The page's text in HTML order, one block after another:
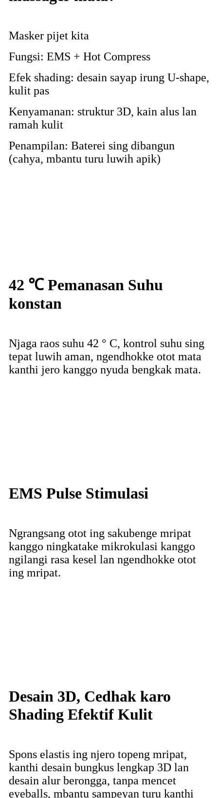
Masker pijet kita
Fungsi: EMS + Hot Compress
Efek shading: desain sayap irung U-shape,
kulit pas
Kenyamanan: struktur 3D, kain alus lan
ramah kulit
Penampilan: Baterei sing dibangun
(cahya, mbantu turu luwih apik)
42 ℃ Pemanasan Suhu
konstan
Njaga raos suhu 42 ° C, kontrol suhu sing
tepat luwih aman, ngendhokke otot mata
kanthi jero kanggo nyuda bengkak mata.
EMS Pulse Stimulasi
Ngrangsang otot ing sakubenge mripat
kanggo ningkatake mikrokulasi kanggo
ngilangi rasa kesel lan ngendhokke otot
ing mripat.
Desain 3D, Cedhak karo
Shading Efektif Kulit
Spons elastis ing njero topeng mripat,
kanthi desain bungkus lengkap 3D lan
desain alur berongga, tanpa mencet
eyeballs, mbantu sampeyan turu kanthi